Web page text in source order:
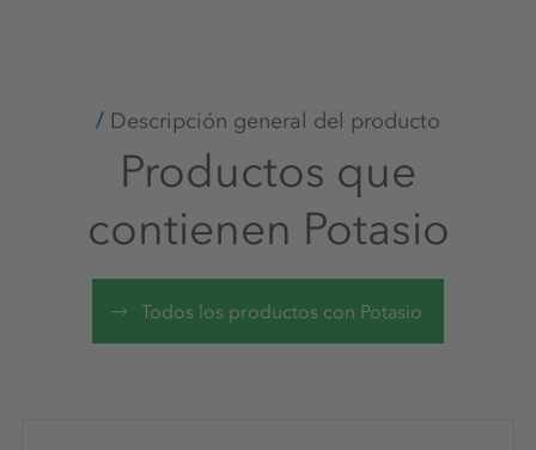
Descripción general del producto
Productos que
contienen Potasio
Todos los productos con Potasio